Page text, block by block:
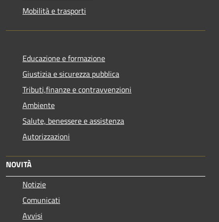
Mobilità e trasporti
Educazione e formazione
Giustizia e sicurezza pubblica
Tributi,finanze e contravvenzioni
Ambiente
Salute, benessere e assistenza
Autorizzazioni
NOVITÀ
Notizie
Comunicati
Avvisi